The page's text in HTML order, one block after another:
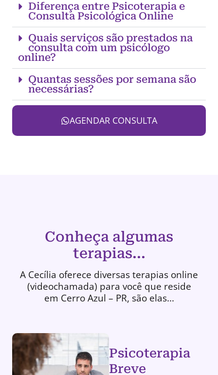
Diferença entre Psicoterapia e
Consulta Psicológica Online
Quais serviços são prestados na
consulta com um psicólogo
online?
Quantas sessões por semana são
necessárias?
AGENDAR CONSULTA
Conheça algumas
terapias...
A Cecília oferece diversas terapias online
(videochamada) para você que reside
em Cerro Azul – PR, são elas...
Psicoterapia
Breve